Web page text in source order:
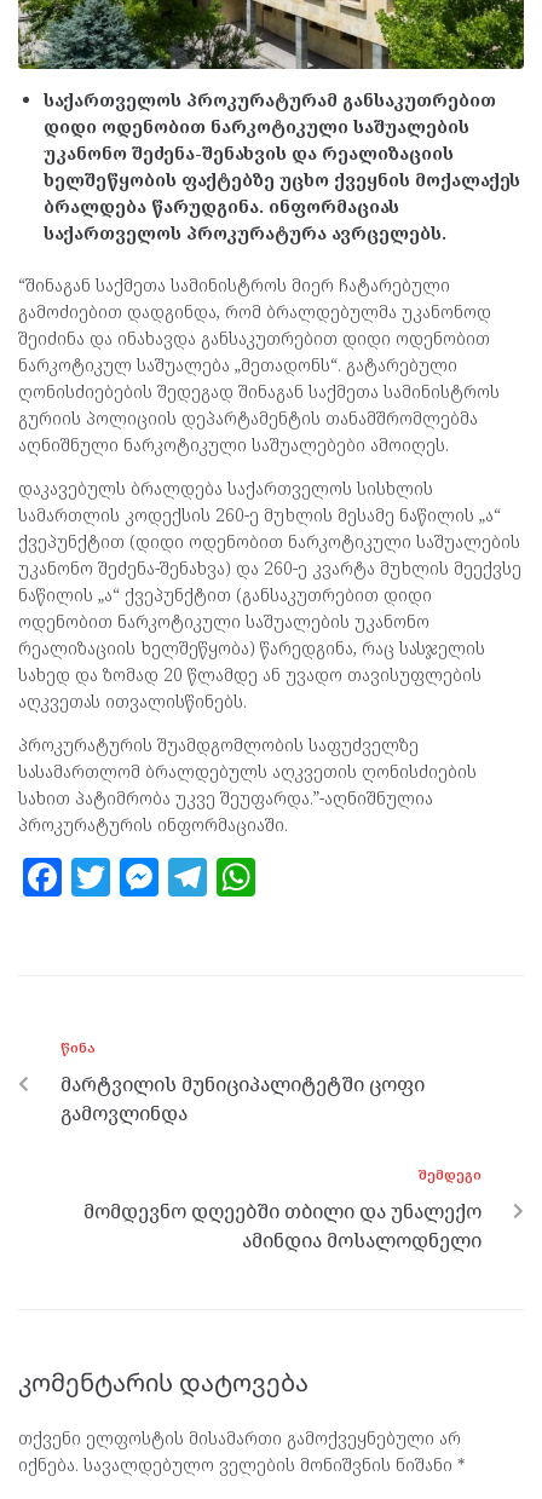
საქართველოს პროკურატურამ განსაკუთრებით
დიდი ოდენობით ნარკოტიკული საშუალების
უკანონო შეძენა-შენახვის და რეალიზაციის
ხელშეწყობის ფაქტებზე უცხო ქვეყნის მოქალაქეს
ბრალდება წარუდგინა. ინფორმაციას
საქართველოს პროკურატურა ავრცელებს.
“შინაგან საქმეთა სამინისტროს მიერ ჩატარებული
გამოძიებით დადგინდა, რომ ბრალდებულმა უკანონოდ
შეიძინა და ინახავდა განსაკუთრებით დიდი ოდენობით
ნარკოტიკულ საშუალება „მეთადონს“. გატარებული
ღონისძიებების შედეგად შინაგან საქმეთა სამინისტროს
გურიის პოლიციის დეპარტამენტის თანამშრომლებმა
აღნიშნული ნარკოტიკული საშუალებები ამოიღეს.
დაკავებულს ბრალდება საქართველოს სისხლის
სამართლის კოდექსის 260-ე მუხლის მესამე ნაწილის „ა“
ქვეპუნქტით (დიდი ოდენობით ნარკოტიკული საშუალების
უკანონო შეძენა-შენახვა) და 260-ე კვარტა მუხლის მეექვსე
ნაწილის „ა“ ქვეპუნქტით (განსაკუთრებით დიდი
ოდენობით ნარკოტიკული საშუალების უკანონო
რეალიზაციის ხელშეწყობა) წარედგინა, რაც სასჯელის
სახედ და ზომად 20 წლამდე ან უვადო თავისუფლების
აღკვეთას ითვალისწინებს.
პროკურატურის შუამდგომლობის საფუძველზე
სასამართლომ ბრალდებულს აღკვეთის ღონისძიების
სახით პატიმრობა უკვე შეუფარდა.”-აღნიშნულია
პროკურატურის ინფორმაციაში.
F
o
o
k
T M
er
T
m p
p
ᲬᲘᲜᲐ
მარტვილის მუნიციპალიტეტში ცოფი
გამოვლინდა
ᲨᲔᲛᲓᲔᲒᲘ
მომდევნო დღეებში თბილი და უნალექო
ამინდია მოსალოდნელი
კომენტარის დატოვება
თქვენი ელფოსტის მისამართი გამოქვეყნებული არ
იქნება. სავალდებულო ველების მონიშვნის ნიშანი *